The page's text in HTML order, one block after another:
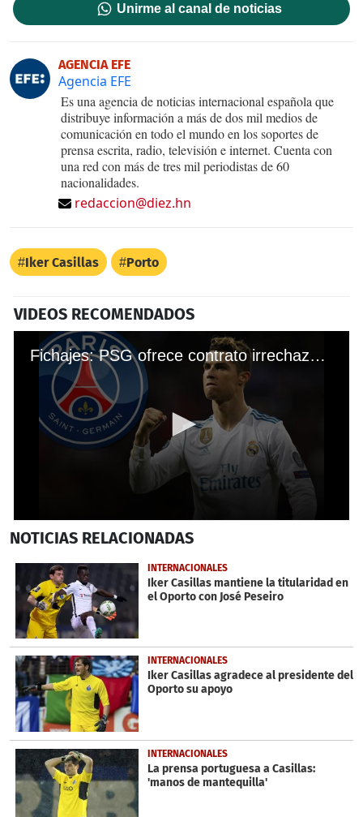
Unirme al canal de noticias
AGENCIA EFE
Agencia EFE
Es una agencia de noticias internacional española que
distribuye información a más de dos mil medios de
comunicación en todo el mundo en los soportes de
prensa escrita, radio, televisión e internet. Cuenta con
una red con más de tres mil periodistas de 60
nacionalidades.
redaccion@diez.hn
Iker Casillas Porto
VIDEOS RECOMENDADOS
Fichajes: PSG ofrece contrato irrechazable a Cristiano Ronaldo
seconds
50
seconds
NOTICIAS RELACIONADAS
INTERNACIONALES
Iker Casillas mantiene la titularidad en
el Oporto con José Peseiro
INTERNACIONALES
Iker Casillas agradece al presidente del
Oporto su apoyo
INTERNACIONALES
La prensa portuguesa a Casillas:
'manos de mantequilla'